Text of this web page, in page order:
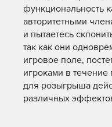
функциональность
авторитетными
и пытаетесь
так как они
игровое поле,
игроками в течение
для розыгрыша
различных